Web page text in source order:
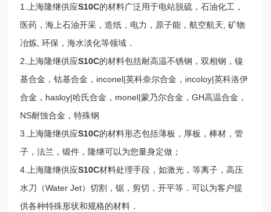
1.上海隆继供应S10C的材料广泛用于电站脱硫，石油化工，
医药，海上石油开采，造纸，电力，原子能，航空航天, 矿物
冶炼, 环保，海水淡化等领域．
2.上海隆继供应S10C的材料包括耐高温不锈钢，双相钢，镍
基合金，钴基合金，inconel|英科奈尔合金，incoloy|英科洛伊
合金，hasloy|哈氏合金，monel|蒙乃尔合金，GH高温合金，
NS耐蚀合金，特殊钢
3.上海隆继供应S10C的材料形态包括薄板，厚板，棒材，管
子，法兰，锻件，隆继可以为您量身定做；
4.上海隆继供应S10C材料处理手段，如激光，等离子，高压
水刀（Water Jet）切割，锯，剪切，开平等．可以为客户提
供各种特殊形状和规格的材料．